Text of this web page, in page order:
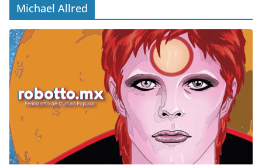
Michael Allred